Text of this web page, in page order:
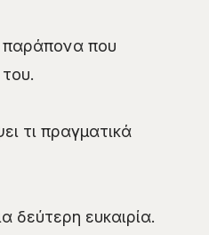
παράπονα που
τι πραγματικά
δεύτερη ευκαιρία.